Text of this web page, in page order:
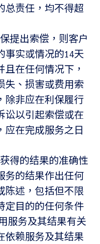
总责任，均不得超
提出索偿，则客户
事实或情况的14天
且在任何情况下，
失、损害或费用索
除非应在利保履行
讼以引起索偿或在
应在完成服务之日
得的结果的准确性
务的结果作出任何
陈述，包括但不限
定目的的任何条件
服务及其结果有关
依赖服务及其结果